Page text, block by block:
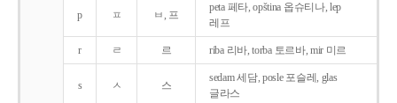
p ㅍ ㅂ, 프
peta 페타, opština 옵슈티나, lep
레프
r ㄹ 르 riba 리바, torba 토르바, mir 미르
s ㅅ 스
sedam 세담, posle 포슬레, glas
글라스